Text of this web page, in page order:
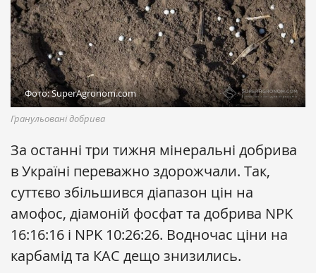
Фото: SuperAgronom.com
Гранульовані добрива
За останні три тижня мінеральні добрива
в Україні переважно здорожчали. Так,
суттєво збільшився діапазон цін на
амофос, діамоній фосфат та добрива NPK
16:16:16 і NPK 10:26:26. Водночас ціни на
карбамід та КАС дещо знизились.